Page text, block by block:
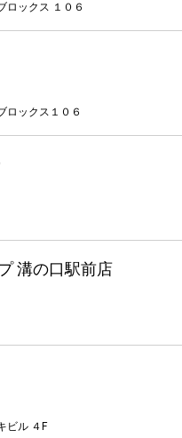
ロックス １０６
ロックス１０６
溝の口駅前店
ビル ４F